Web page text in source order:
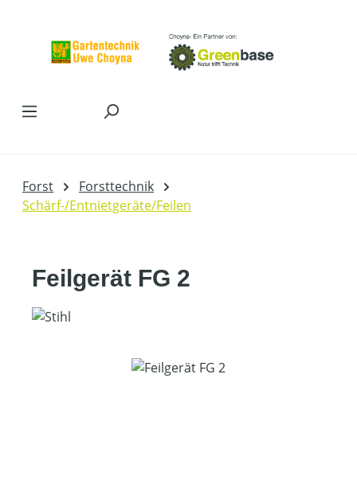
Forst
Forsttechnik
Schärf-/Entnietgeräte/Feilen
Feilgerät FG 2
Bildergalerie überspringen